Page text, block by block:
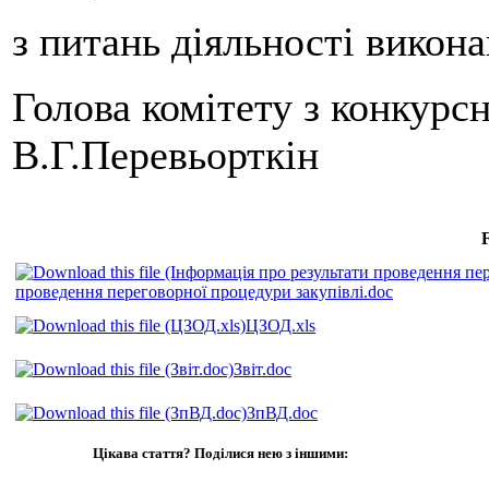
з питань діяльності
Голова
В.Г.Перевьорткін
проведення переговорної процедури закупівлі.doc
ЦЗОД.xls
Звіт.doc
ЗпВД.doc
Цікава стаття? Поділися нею з іншими: